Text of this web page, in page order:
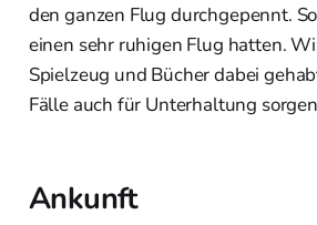
den ganzen Flug durchgepennt.
einen sehr ruhigen Flug hatten.
Spielzeug und Bücher dabei
Fälle auch für Unterhaltung
Ankunft